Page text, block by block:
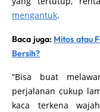
mengantuk.
Baca juga: Mitos atau
Bersih?
“Bisa buat
perjalanan cukup
kaca terkena